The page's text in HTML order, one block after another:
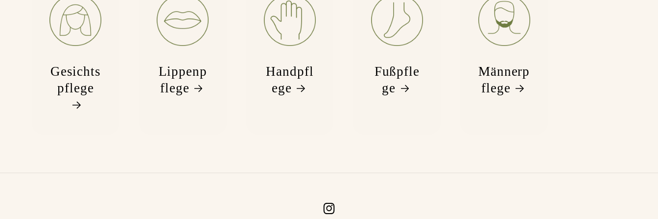
Gesichts
pflege
Lippenp
flege
Handpfl
ege
Fußpfle
ge
Männerp
flege
Instagram